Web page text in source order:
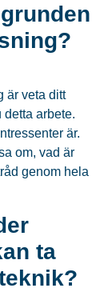
är veta ditt
detta arbete.
är.
om, vad är
genom hela
ta